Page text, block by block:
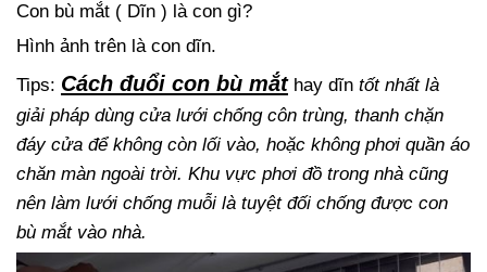
Con bù mắt ( Dĩn ) là con gì?
Hình ảnh trên là con dĩn.
Tips: Cách đuổi con bù mắthay dĩn tốt nhất là
giải pháp dùng cửa lưới chống côn trùng, thanh chặn
đáy cửa để không còn lối vào, hoặc không phơi quần áo
chăn màn ngoài trời. Khu vực phơi đồ trong nhà cũng
nên làm lưới chống muỗi là tuyệt đối chống được con
bù mắt vào nhà.